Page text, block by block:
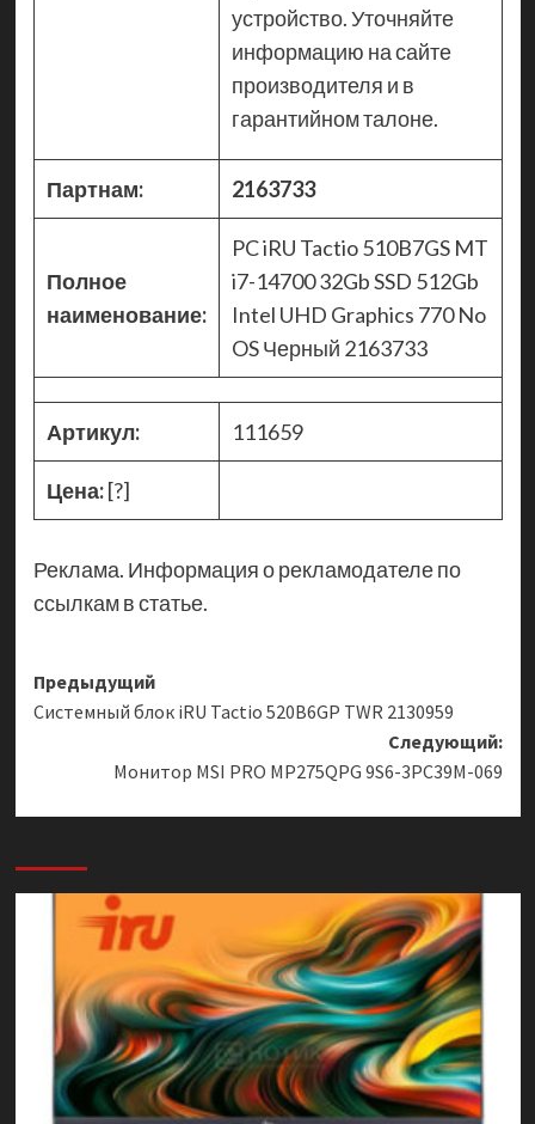
устройство. Уточняйте
информацию на сайте
производителя и в
гарантийном талоне.
Партнам: 2163733
Полное
наименование:
PC iRU Tactio 510B7GS MT
i7-14700 32Gb SSD 512Gb
Intel UHD Graphics 770 No
OS Черный 2163733
Артикул: 111659
Цена:[?]
Реклама. Информация о рекламодателе по
ссылкам в статье.
Навигация
записи
Предыдущий
Системный блок iRU Tactio 520B6GP TWR 2130959
Следующий:
Монитор MSI PRO MP275QPG 9S6-3PC39M-069